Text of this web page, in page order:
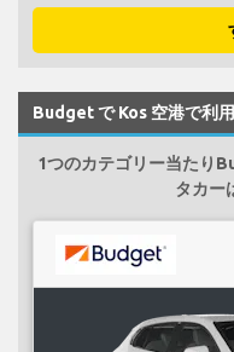
Budget で Kos 空港で利
1つのカテゴリー当たり
タカー